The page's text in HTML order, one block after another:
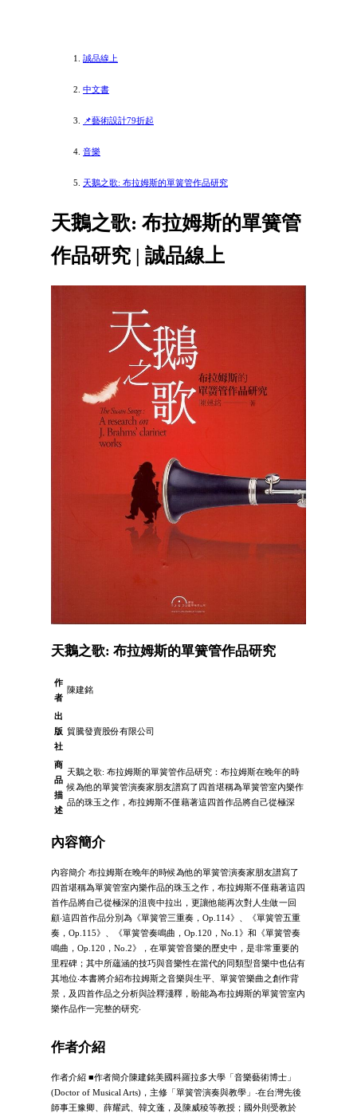
誠品線上
中文書
📌藝術設計79折起
音樂
天鵝之歌: 布拉姆斯的單簧管作品研究
天鵝之歌: 布拉姆斯的單簧管
作品研究 | 誠品線上
天鵝之歌: 布拉姆斯的單簧管作品研究
作
者
陳建銘
出
版
社
貿騰發賣股份有限公司
商
品
描
述
天鵝之歌: 布拉姆斯的單簧管作品研究：布拉姆斯在晚年的時
候為他的單簧管演奏家朋友譜寫了四首堪稱為單簧管室內樂作
品的珠玉之作，布拉姆斯不僅藉著這四首作品將自己從極深
內容簡介
內容簡介 布拉姆斯在晚年的時候為他的單簧管演奏家朋友譜寫了
四首堪稱為單簧管室內樂作品的珠玉之作，布拉姆斯不僅藉著這四
首作品將自己從極深的沮喪中拉出，更讓他能再次對人生做一回
顧‧這四首作品分別為《單簧管三重奏，Op.114》、《單簧管五重
奏，Op.115》、《單簧管奏鳴曲，Op.120，No.1》和《單簧管奏
鳴曲，Op.120，No.2》，在單簧管音樂的歷史中，是非常重要的
里程碑；其中所蘊涵的技巧與音樂性在當代的同類型音樂中也佔有
其地位‧本書將介紹布拉姆斯之音樂與生平、單簧管樂曲之創作背
景，及四首作品之分析與詮釋淺釋，盼能為布拉姆斯的單簧管室內
樂作品作一完整的研究‧
作者介紹
作者介紹 ■作者簡介陳建銘美國科羅拉多大學「音樂藝術博士」
(Doctor of Musical Arts)，主修「單簧管演奏與教學」‧在台灣先後
師事王豫卿、薛耀武、韓文蓬，及陳威稜等教授；國外則受教於